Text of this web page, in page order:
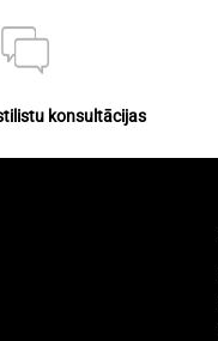
konsultācijas